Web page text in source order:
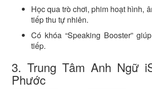
Học qua trò chơi, phim hoạt hình,
tiếp thu tự nhiên.
Có khóa “Speaking Booster”
tiếp.
3. Trung Tâm Anh Ngữ
Phước